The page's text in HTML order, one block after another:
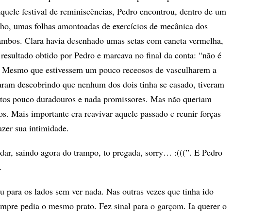
festival de reminiscências, Pedro encontrou, dentro de um
umas folhas amontoadas de exercícios de mecânica dos
Clara havia desenhado umas setas com caneta vermelha,
obtido por Pedro e marcava no final da conta: “não é
que estivessem um pouco receosos de vasculharem a
descobrindo que nenhum dos dois tinha se casado, tiveram
pouco duradouros e nada promissores. Mas não queriam
Mais importante era reavivar aquele passado e reunir forças
sua intimidade.
saindo agora do trampo, to pregada, sorry… :(((”. E Pedro
para os lados sem ver nada. Nas outras vezes que tinha ido
pedia o mesmo prato. Fez sinal para o garçom. Ia querer o